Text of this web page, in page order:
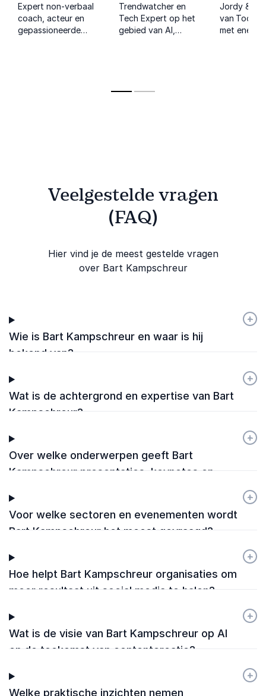
Expert non-verbaal
coach, acteur en
gepassioneerde
Trendwatcher en
Tech Expert op het
gebied van AI,
diverse branches.
Jordy &
van Toor
met
Veelgestelde vragen
(FAQ)
Hier vind je de meest gestelde vragen
over Bart Kampschreur
Wie is Bart Kampschreur en waar is hij
bekend van?
+
-
Wat is de achtergrond en expertise van Bart
Kampschreur?
+
-
Over welke onderwerpen geeft Bart
Kampschreur presentaties, keynotes en
+
-
Voor welke sectoren en evenementen wordt
Bart Kampschreur het meest gevraagd?
+
-
Hoe helpt Bart Kampschreur organisaties om
meer resultaat uit social media te halen?
+
-
Wat is de visie van Bart Kampschreur op AI
en de toekomst van contentcreatie?
+
-
Welke praktische inzichten nemen
+
-